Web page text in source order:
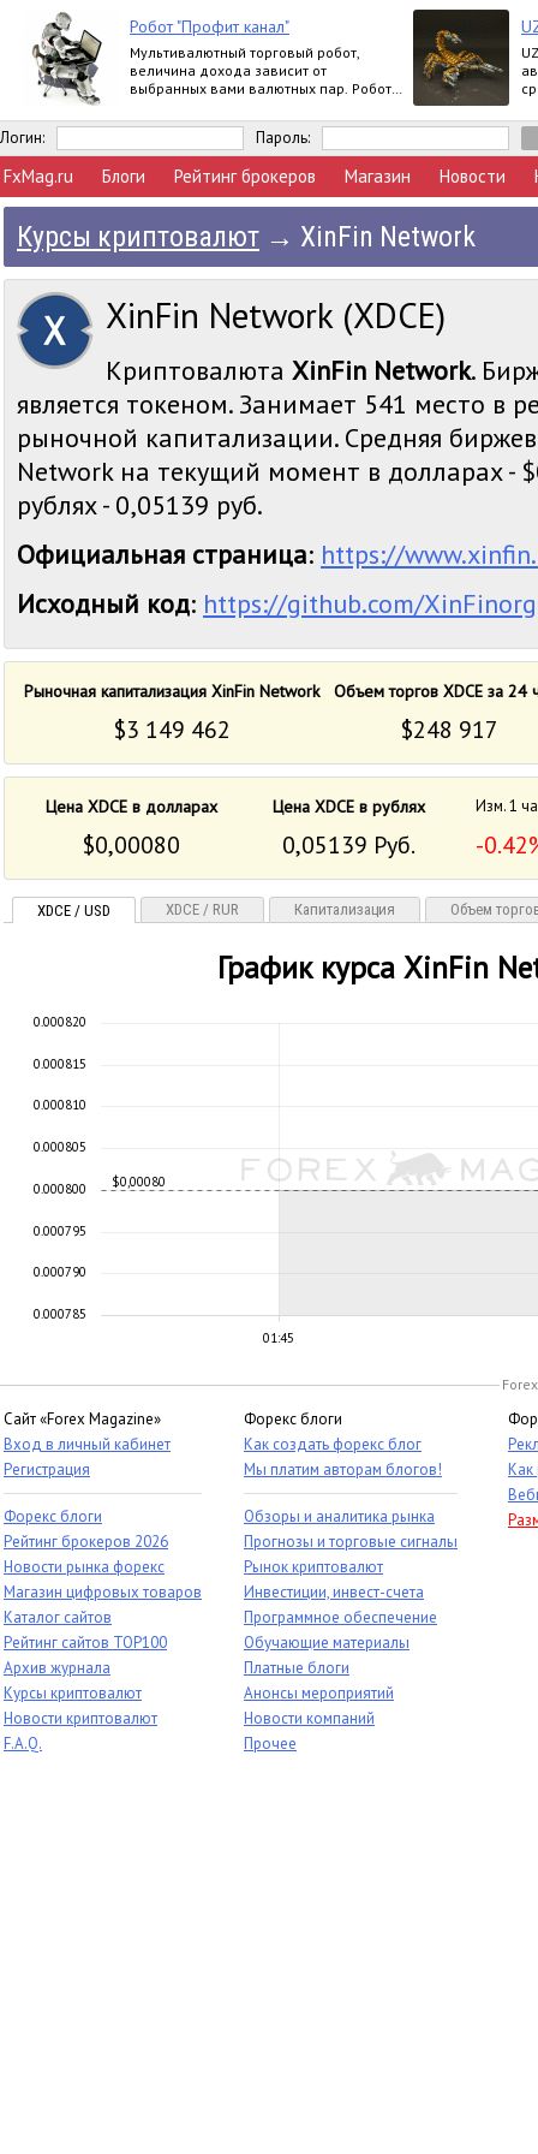
Робот "Профит канал"
Мультивалютный торговый робот,
величина дохода зависит от
выбранных вами валютных пар. Робот
Логин: Пароль:
FxMag.ru Блоги Рейтинг брокеров Магазин Новости
Курсы криптовалют → XinFin Network
XinFin Network (XDCE)
Криптовалюта XinFin Network.
является токеном. Занимает 541 место в
рыночной капитализации. Средняя
Network на текущий момент в долларах -
рублях - 0,05139 руб.
Официальная страница: https://
Исходный код: https://github.com/XinFinorg
Рыночная капитализация XinFin Network Объем торгов XDCE за 24
$3 149 462 $248 917
Цена XDCE в долларах Цена XDCE в рублях Изм. 1
$0,00080 0,05139 Руб. -
XDCE / USD XDCE / RUR Капитализация Объем
График курса XinFin
01:45
$0,00080
0.000785
0.000790
0.000795
0.000800
0.000805
0.000810
0.000815
0.000820
Сайт «Forex Magazine»
Вход в личный кабинет
Регистрация
Форекс блоги
Рейтинг брокеров 2026
Новости рынка форекс
Магазин цифровых товаров
Каталог сайтов
Рейтинг сайтов TOP100
Архив журнала
Курсы криптовалют
Новости криптовалют
F.A.Q.
Форекс блоги
Как создать форекс блог
Мы платим авторам блогов!
Обзоры и аналитика рынка
Прогнозы и торговые сигналы
Рынок криптовалют
Инвестиции, инвест-счета
Программное обеспечение
Обучающие материалы
Платные блоги
Анонсы мероприятий
Новости компаний
Прочее
Как